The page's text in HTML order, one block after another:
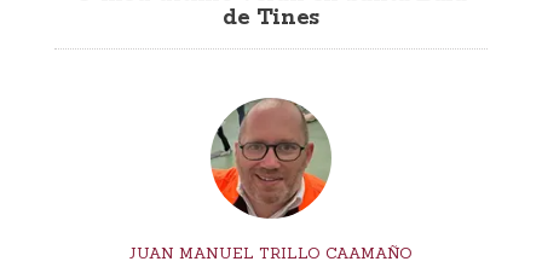
de Tines
JUAN MANUEL TRILLO CAAMAÑO